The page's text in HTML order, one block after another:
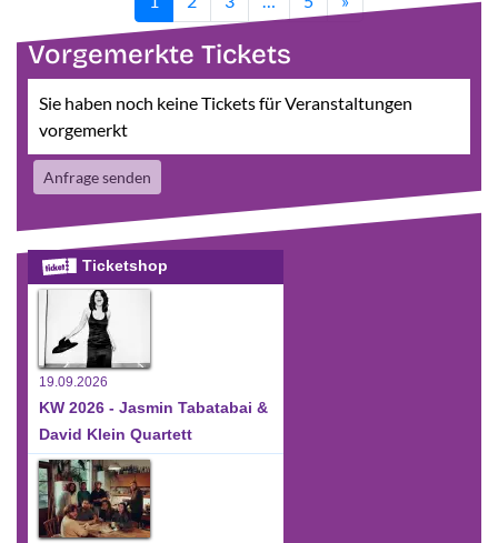
Vorgemerkte Tickets
Sie haben noch keine Tickets für Veranstaltungen
vorgemerkt
Anfrage senden
Ticketshop
19.09.2026
KW 2026 - Jasmin Tabatabai &
David Klein Quartett